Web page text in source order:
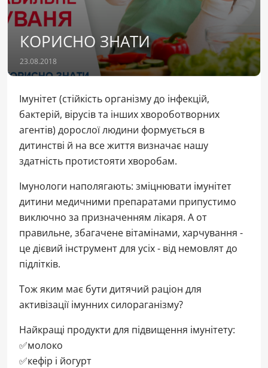
КОРИСНО ЗНАТИ
23.08.2018
Імунітет (стійкість організму до інфекцій,
бактерій, вірусів та інших хвороботворних
агентів) дорослої людини формується в
дитинстві й на все життя визначає нашу
здатність протистояти хворобам.
Імунологи наполягають: зміцнювати імунітет
дитини медичними препаратами припустимо
виключно за призначенням лікаря. А от
правильне, збагачене вітамінами, харчування -
це дієвий інструмент для усіх - від немовлят до
підлітків.
Тож яким має бути дитячий раціон для
активізації імунних силораганізму?
Найкращі продукти для підвищення імунітету:
✅молоко
✅кефір і йогурт